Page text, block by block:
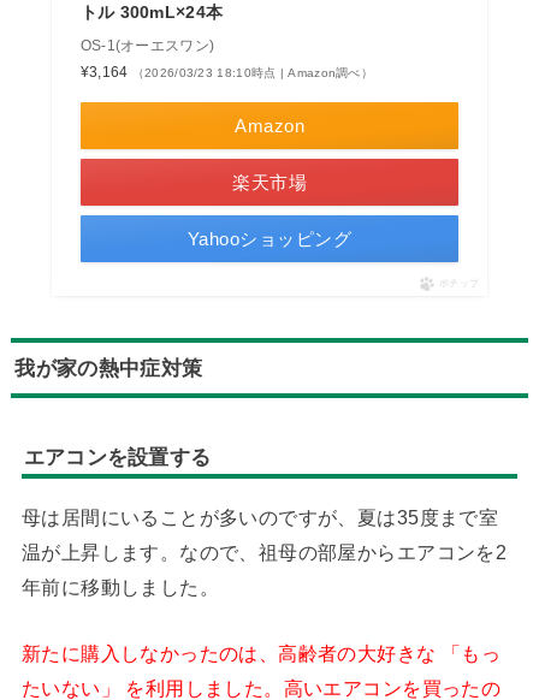
トル 300mL×24本
OS-1(オーエスワン)
¥3,164
（2026/03/23 18:10時点 | Amazon調べ）
Amazon
楽天市場
Yahooショッピング
ポチップ
我が家の熱中症対策
エアコンを設置する
母は居間にいることが多いのですが、夏は35度まで室
温が上昇します。なので、祖母の部屋からエアコンを2
年前に移動しました。
新たに購入しなかったのは、高齢者の大好きな 「もっ
たいない」 を利用しました。高いエアコンを買ったの